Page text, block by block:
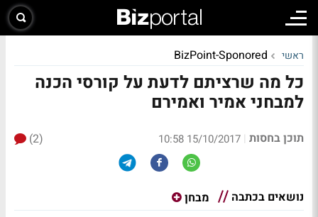
ראשי BizPoint-Sponored
כל מה שרציתם לדעת על קורסי הכנה
למבחני אמיר ואמירם
תוכן בחסות |
15/10/2017 10:58
(2)
נושאים בכתבה מבחן